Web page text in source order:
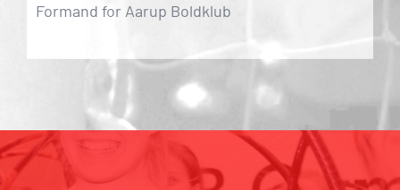
Formand for Aarup Boldklub